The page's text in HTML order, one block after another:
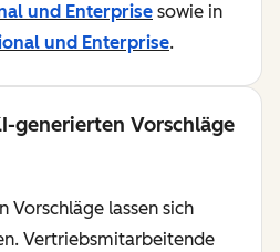
und Enterprise sowie in
und Enterprise.
generierten Vorschläge
Vorschläge lassen sich
Vertriebsmitarbeitende